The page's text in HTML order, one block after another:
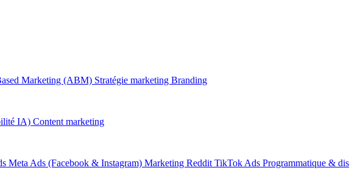
Marketing (ABM) Stratégie marketing Branding
IA) Content marketing
Meta Ads (Facebook & Instagram) Marketing Reddit TikTok Ads Programmatique &